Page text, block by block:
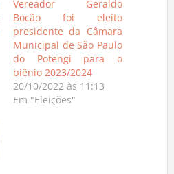
Vereador Geraldo
Bocão foi eleito
presidente da Câmara
Municipal de São Paulo
do Potengi para o
biênio 2023/2024
20/10/2022 às 11:13
Em "Eleições"